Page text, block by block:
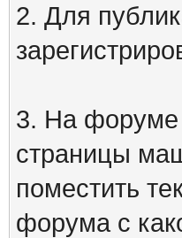
2. Для
3. На форуме
страницы
поместить
форума с